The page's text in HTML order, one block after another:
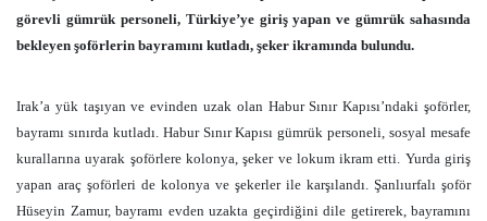
görevli gümrük personeli, Türkiye’ye giriş yapan ve gümrük sahasında
bekleyen şoförlerin bayramını kutladı, şeker ikramında bulundu.
Irak’a yük taşıyan ve evinden uzak olan Habur Sınır Kapısı’ndaki şoförler,
bayramı sınırda kutladı. Habur Sınır Kapısı gümrük personeli, sosyal mesafe
kurallarına uyarak şoförlere kolonya, şeker ve lokum ikram etti. Yurda giriş
yapan araç şoförleri de kolonya ve şekerler ile karşılandı. Şanlıurfalı şoför
Hüseyin Zamur, bayramı evden uzakta geçirdiğini dile getirerek, bayramını